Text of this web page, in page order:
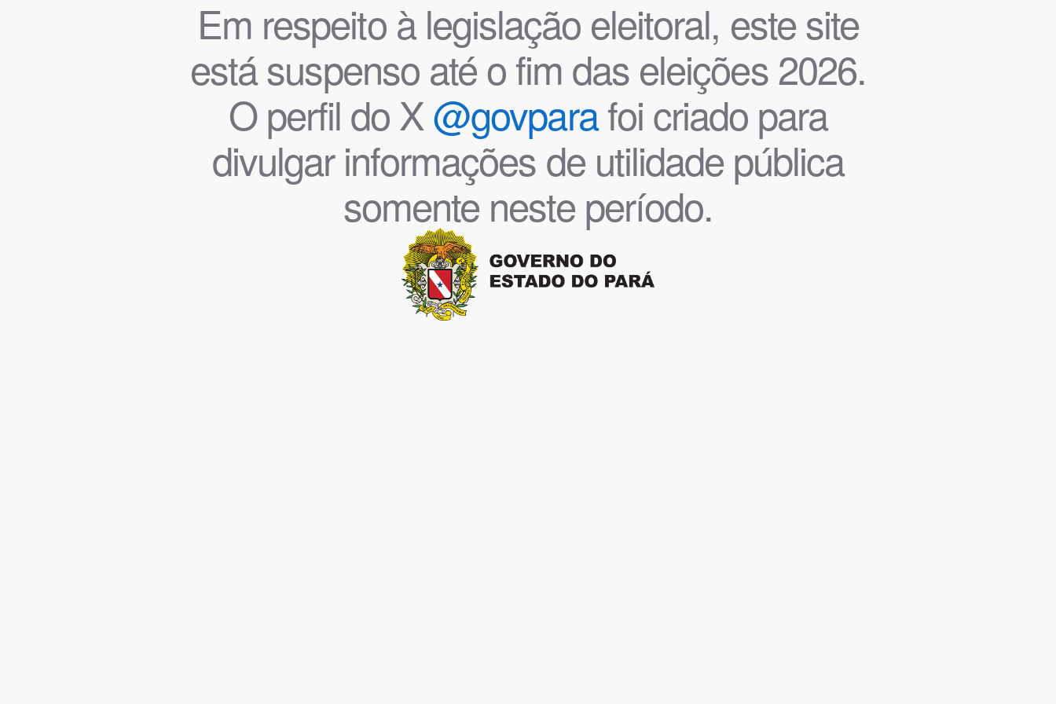
Em respeito à legislação eleitoral, este site
está suspenso até o fim das eleições 2026.
O perfil do X@govparafoi criado para
divulgar informações de utilidade pública
somente neste período.